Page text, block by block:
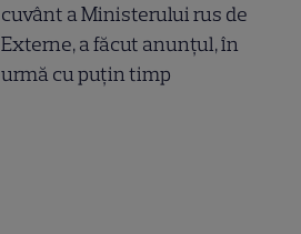
cuvânt a Ministerului rus de
Externe, a făcut anunțul, în
urmă cu puțin timp